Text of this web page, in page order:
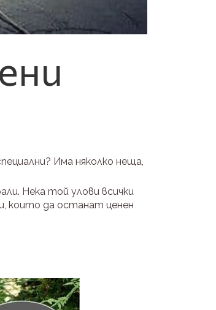
Има няколко неща,
Нека той улови всички
които да останат ценен